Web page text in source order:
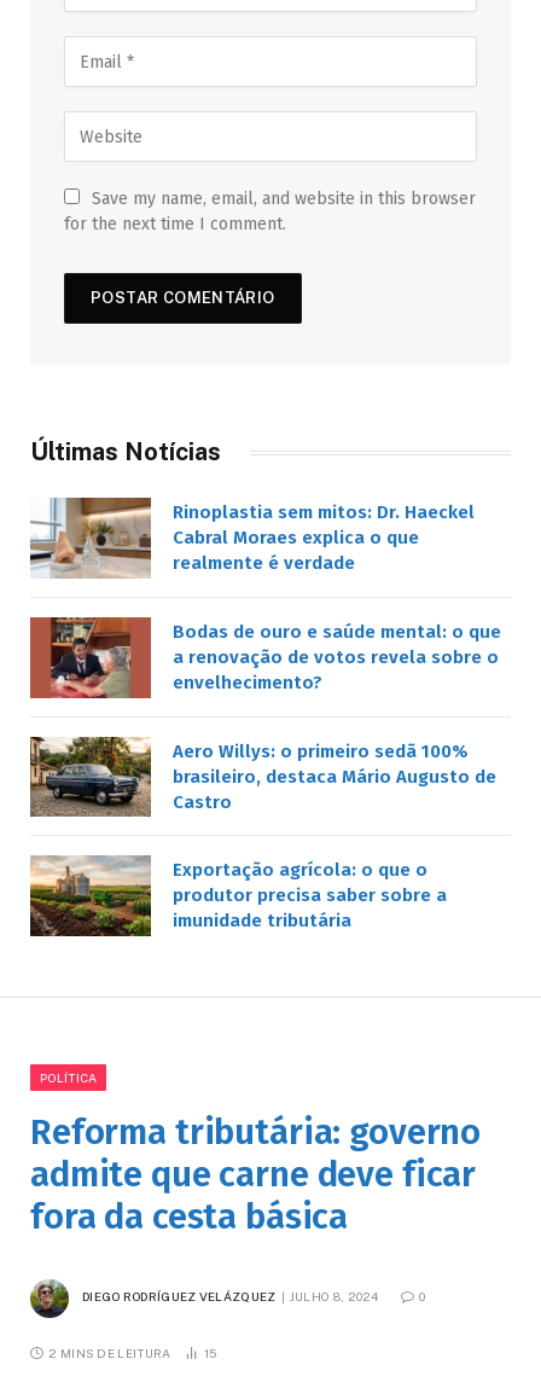
Save my name, email, and website in this browser
for the next time I comment.
Últimas Notícias
Rinoplastia sem mitos: Dr. Haeckel
Cabral Moraes explica o que
realmente é verdade
Bodas de ouro e saúde mental: o que
a renovação de votos revela sobre o
envelhecimento?
Aero Willys: o primeiro sedã 100%
brasileiro, destaca Mário Augusto de
Castro
Exportação agrícola: o que o
produtor precisa saber sobre a
imunidade tributária
POLÍTICA
Reforma tributária: governo
admite que carne deve ficar
fora da cesta básica
DIEGO RODRÍGUEZ VELÁZQUEZ JULHO 8, 2024 0
2 MINS DE LEITURA 15